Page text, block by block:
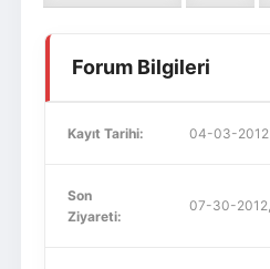
Forum Bilgileri
Kayıt Tarihi: 04-03-2012
Son
Ziyareti:
07-30-